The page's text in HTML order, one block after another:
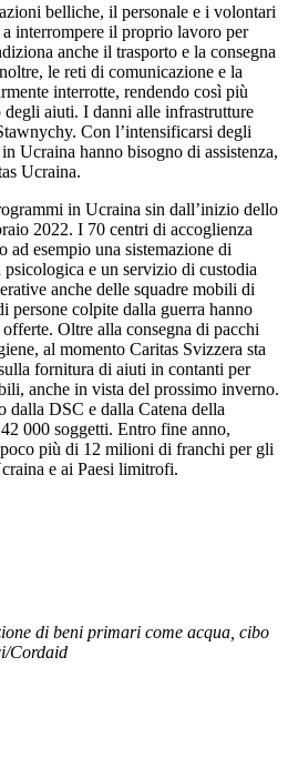
belliche, il personale e i volontari
interrompere il proprio lavoro per
anche il trasporto e la consegna
le reti di comunicazione e la
interrotte, rendendo così più
aiuti. I danni alle infrastrutture
Con l’intensificarsi degli
Ucraina hanno bisogno di assistenza,
Ucraina.
in Ucraina sin dall’inizio dello
2022. I 70 centri di accoglienza
ad esempio una sistemazione di
psicologica e un servizio di custodia
anche delle squadre mobili di
persone colpite dalla guerra hanno
Oltre alla consegna di pacchi
al momento Caritas Svizzera sta
fornitura di aiuti in contanti per
anche in vista del prossimo inverno.
dalla DSC e dalla Catena della
000 soggetti. Entro fine anno,
più di 12 milioni di franchi per gli
e ai Paesi limitrofi.
di beni primari come acqua, cibo
Cordaid